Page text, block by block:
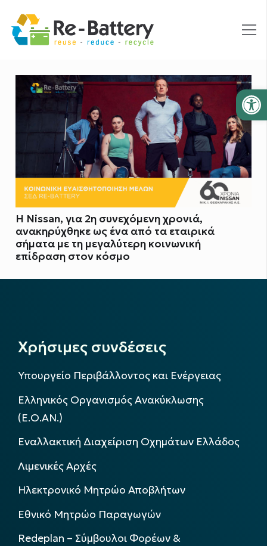
Η Nissan, για 2η συνεχόμενη χρονιά,
ανακηρύχθηκε ως ένα από τα εταιρικά
σήματα με τη μεγαλύτερη κοινωνική
επίδραση στον κόσμο
Χρήσιμες συνδέσεις
Υπουργείο Περιβάλλοντος και Ενέργειας
Ελληνικός Οργανισμός Ανακύκλωσης
(Ε.Ο.ΑΝ.)
Εναλλακτική Διαχείριση Οχημάτων Ελλάδος
Λιμενικές Αρχές
Ηλεκτρονικό Μητρώο Αποβλήτων
Εθνικό Μητρώο Παραγωγών
Redeplan – Σύμβουλοι Φορέων &